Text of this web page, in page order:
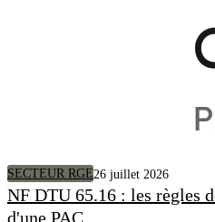
SECTEUR RGE26 juillet 2026
NF DTU 65.16 : les règles
d'une PAC